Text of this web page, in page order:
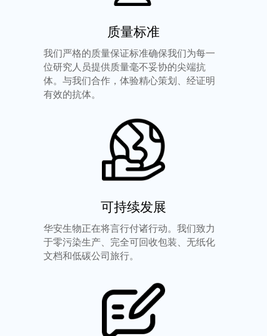
质量标准
我们严格的质量保证标准确保我们为每一
位研究人员提供质量毫不妥协的尖端抗
体。与我们合作，体验精心策划、经证明
有效的抗体。
可持续发展
华安生物正在将言行付诸行动。我们致力
于零污染生产、完全可回收包装、无纸化
文档和低碳公司旅行。